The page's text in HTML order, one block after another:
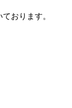
おります。